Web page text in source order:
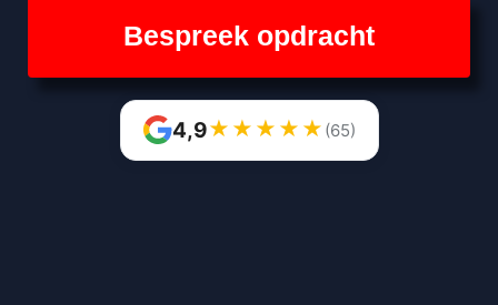
Bespreek opdracht
4,9★ ★ ★ ★ ★ (65)